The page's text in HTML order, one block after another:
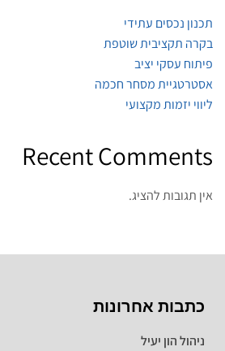
תכנון נכסים עתידי
בקרה תקציבית שוטפת
פיתוח עסקי יציב
אסטרטגיית מסחר חכמה
ליווי יזמות מקצועי
Recent Comments
אין תגובות להציג.
כתבות אחרונות
ניהול הון יעיל